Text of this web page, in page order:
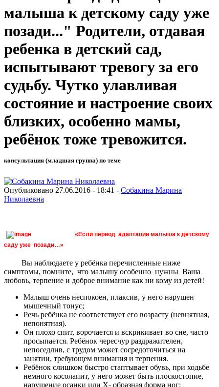
малыша к детскому саду уже
позади..." Родители, отдавая
ребенка в детский сад,
испытывают тревогу за его
судьбу. Чутко улавливая
состояние и настроение своих
близких, особенно мамы,
ребёнок тоже тревожится.
консультация (младшая группа) по теме
Опубликовано 27.06.2016 - 18:41 - Собакина Марина
Николаевна
«Если период адаптации малыша к детскому
саду уже позади…»
Вы наблюдаете у ребёнка перечисленные ниже
симптомы, помните, что малышу особенно нужны Ваша
любовь, терпение и доброе внимание как ни кому из детей!
Малыш очень неспокоен, плаксив, у него нарушен
мышечный тонус;
Речь ребёнка не соответствует его возрасту (невнятная,
непонятная).
Он плохо спит, ворочается и вскрикивает во сне, часто
просыпается. Ребёнок чересчур раздражителен,
непоседлив, с трудом может сосредоточиться на
занятии, требующем внимания и терпения.
Ребёнок слишком быстро стаптывает обувь, при ходьбе
немного косолапит, у него может быть плоскостопие,
нарушение осанки или Х- образная форма ног;